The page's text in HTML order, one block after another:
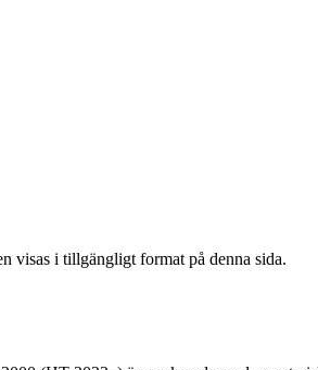
visas i tillgängligt format på denna sida.